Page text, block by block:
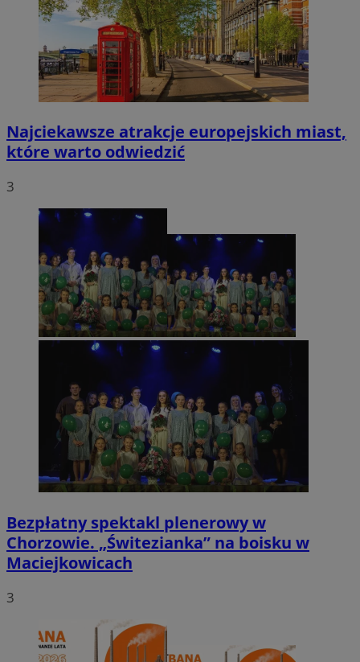
Najciekawsze atrakcje europejskich miast,
które warto odwiedzić
3
Bezpłatny spektakl plenerowy w
Chorzowie. „Świtezianka” na boisku w
Maciejkowicach
3